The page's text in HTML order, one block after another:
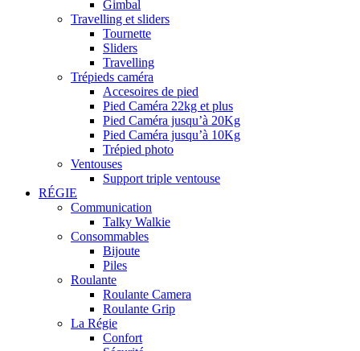
Gimbal
Travelling et sliders
Tournette
Sliders
Travelling
Trépieds caméra
Accesoires de pied
Pied Caméra 22kg et plus
Pied Caméra jusqu’à 20Kg
Pied Caméra jusqu’à 10Kg
Trépied photo
Ventouses
Support triple ventouse
RÉGIE
Communication
Talky Walkie
Consommables
Bijoute
Piles
Roulante
Roulante Camera
Roulante Grip
La Régie
Confort